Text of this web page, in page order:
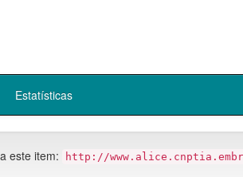
Estatísticas
este item: http://